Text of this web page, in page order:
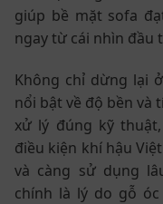
giúp bề mặt sofa
ngay từ cái nhìn đầu
Không chỉ dừng lại
nổi bật về độ bền và
xử lý đúng kỹ
điều kiện khí hậu
và càng sử dụng
chính là lý do gỗ